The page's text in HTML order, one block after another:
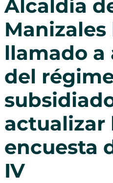
Alcaldía
Manizales
llamado a
del
actualizar
encuesta
IV